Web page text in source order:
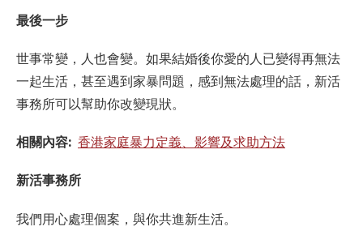
最後一步
世事常變，人也會變。如果結婚後你愛的人已變得再無法
一起生活，甚至遇到家暴問題，感到無法處理的話，新活
事務所可以幫助你改變現狀。
相關內容: 香港家庭暴力定義、影響及求助方法
新活事務所
我們用心處理個案，與你共進新生活。